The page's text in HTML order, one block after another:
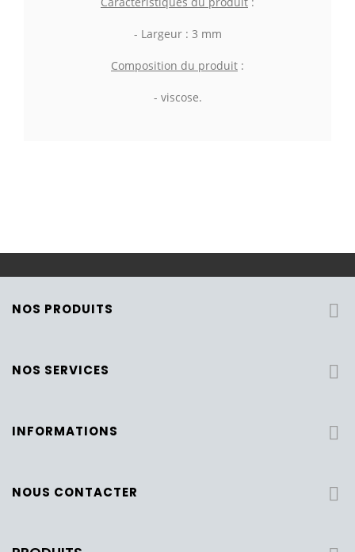
- Largeur : 3 mm
Composition du produit :
- viscose.
NOS PRODUITS 
NOS SERVICES 
INFORMATIONS 
NOUS CONTACTER 